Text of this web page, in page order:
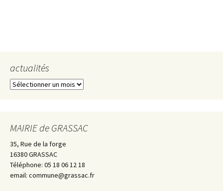
actualités
actualités
MAIRIE de GRASSAC
35, Rue de la forge
16380 GRASSAC
Téléphone: 05 18 06 12 18
email: commune@grassac.fr